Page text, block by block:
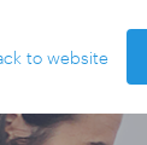
to website